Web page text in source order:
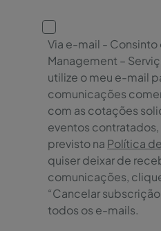
Via e-mail - Consinto
Management –
utilize o meu e-mail
comunicações
com as cotações
eventos
previsto na Política
quiser deixar de
comunicações,
“Cancelar
todos os e-mails.